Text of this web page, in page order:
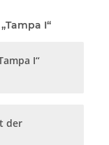
I“
I“
der